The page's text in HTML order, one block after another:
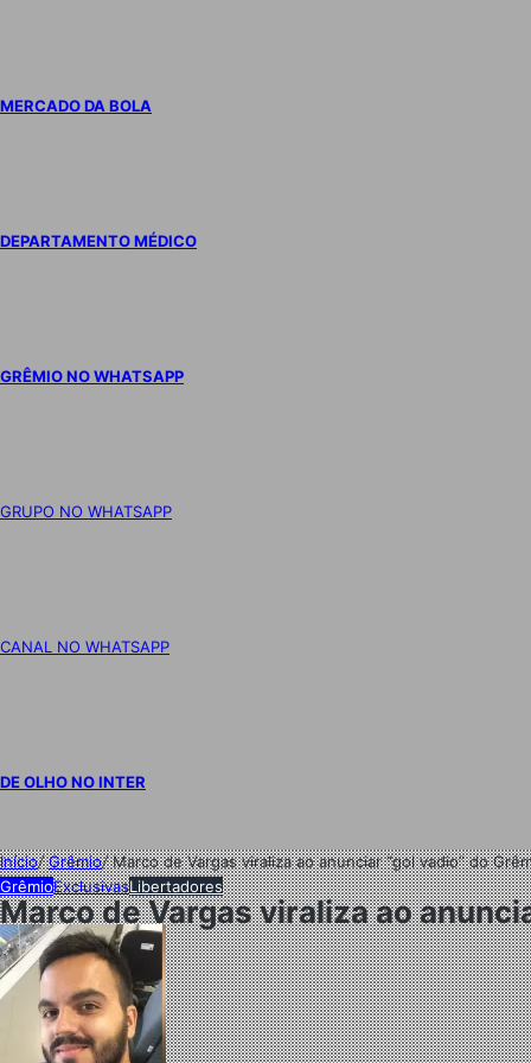
MERCADO DA BOLA
DEPARTAMENTO MÉDICO
GRÊMIO NO WHATSAPP
GRUPO NO WHATSAPP
CANAL NO WHATSAPP
DE OLHO NO INTER
Início/Grêmio/Marco de Vargas viraliza ao anunciar “gol vadio” do
GrêmioExclusivasLibertadores
Marco de Vargas viraliza ao